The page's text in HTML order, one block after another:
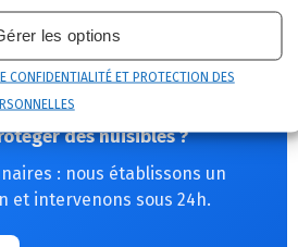
les options
CONFIDENTIALITÉ ET PROTECTION DES
bâtiments, nous adaptons
des nuisibles ?
: nous établissons un
et intervenons sous 24h.